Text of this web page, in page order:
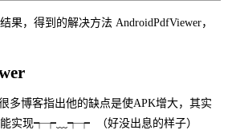
，得到的解决方法 AndroidPdfViewer，
博客指出他的缺点是使APK增大，其实
能实现┭┮﹏┭┮ （好没出息的样子）